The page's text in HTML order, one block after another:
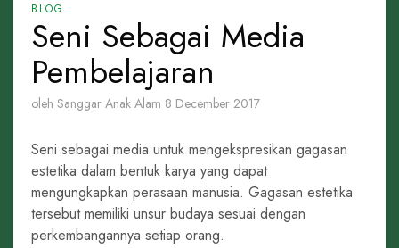
BLOG
Seni Sebagai Media
Pembelajaran
oleh Sanggar Anak Alam 8 December 2017
Seni sebagai media untuk mengekspresikan gagasan
estetika dalam bentuk karya yang dapat
mengungkapkan perasaan manusia. Gagasan estetika
tersebut memiliki unsur budaya sesuai dengan
perkembangannya setiap orang.